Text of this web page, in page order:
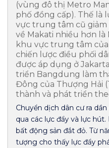
(vùng đô thị Metro
phố đồng cấp). Thế là
vực trung tâm cũ giảm
về Makati nhiều hơn là
khu vực trung tâm của
chiến lược điều phối
được áp dụng ở
triển Bangdung làm
Đông của Thượng Hải
thành và phát triển
Chuyển dịch dân cư ra
qua các lực đẩy và lực
bất động sản đắt đỏ. Từ
tượng cho thấy lực đẩy